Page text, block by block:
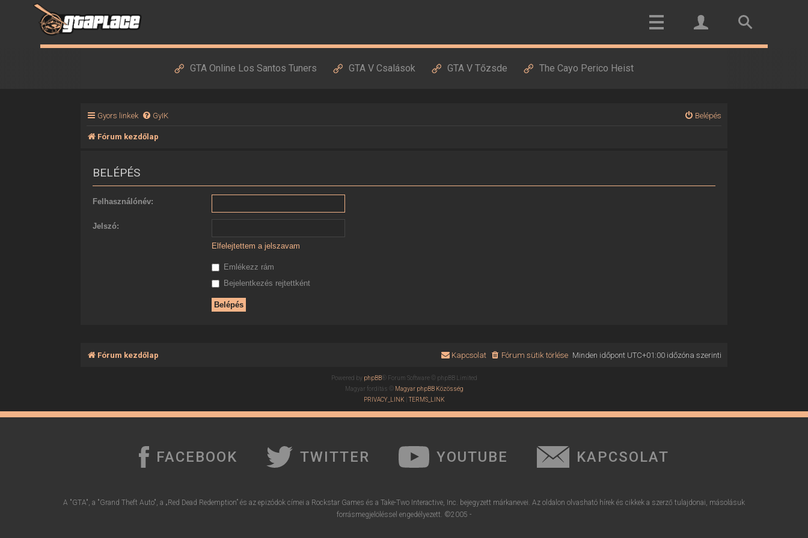
GTA Online Los Santos Tuners GTA V Csalások GTA V Tőzsde The Cayo Perico Heist
Gyors linkek GyIK Belépés
Fórum kezdőlap
BELÉPÉS
Felhasználónév:
Jelszó:
Elfelejtettem a jelszavam
Emlékezz rám
Bejelentkezés rejtettként
Fórum kezdőlap Minden időpont UTC+01:00időzóna szerinti
Fórum sütik törlése
Kapcsolat
Powered by phpBB® Forum Software © phpBB Limited
Magyar fordítás © Magyar phpBB Közösség
PRIVACY_LINK |TERMS_LINK
FACEBOOK TWITTER YOUTUBE KAPCSOLAT
A "GTA", a "Grand Theft Auto", a „Red Dead Redemption” és az epizódok címei a Rockstar Games és a Take-Two Interactive, Inc. bejegyzett márkanevei. Az oldalon olvasható hírek és cikkek a szerző tulajdonai, másolásuk
forrásmegjelöléssel engedélyezett. ©2005 -